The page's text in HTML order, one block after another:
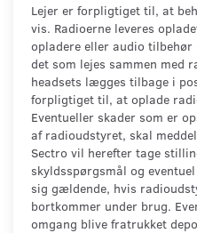
Lejer er forpligtiget til, at
vis. Radioerne leveres
opladere eller audio
det som lejes sammen med
headsets lægges tilbage i
forpligtiget til, at oplade
Eventueller skader som er
af radioudstyret, skal
Sectro vil herefter tage
skyldsspørgsmål og
sig gældende, hvis
bortkommer under brug.
omgang blive fratrukket